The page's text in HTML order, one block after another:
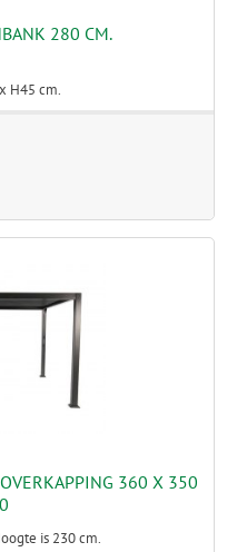
280 CM.
H45 cm.
360 X 350
is 230 cm.